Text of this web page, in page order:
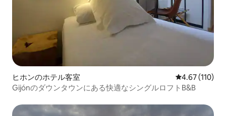
ヒホンのホテル客室 レビュー110
4.67 (110)
Gijónのダウンタウンにある快適なシングルロフトB&B